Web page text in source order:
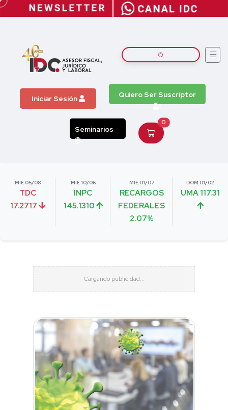
Iniciar Sesión Quiero Ser Suscriptor
Seminarios
0
MIE 05/08
TDC
17.2717
MIE 10/06
INPC
145.1310
MIE 01/07
RECARGOS
FEDERALES
2.07%
DOM 01/02
UMA 117.31